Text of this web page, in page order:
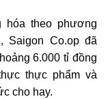
hóa theo phương
Saigon Co.op đã
6.000 tỉ đồng
thực phẩm và
cho hay.